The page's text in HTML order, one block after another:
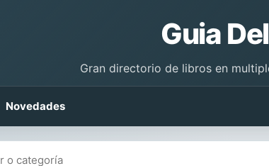
Guia
Gran directorio de libros en
Novedades